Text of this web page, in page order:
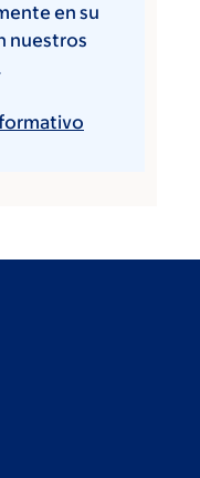
en su
nuestros